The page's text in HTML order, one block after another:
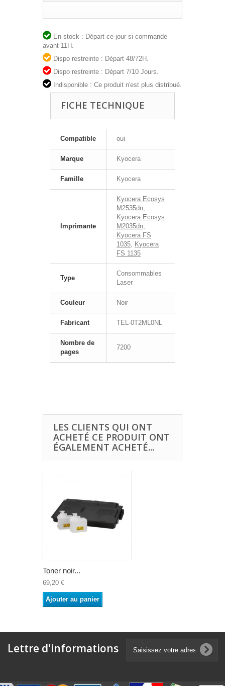
En stock : Départ ce jour si commande
avant 11H.
Dispo restreinte : Départ 48/72H.
Dispo restreinte : Départ 7/10 Jours.
Indisponible : Ce produit n'est plus distribué.
FICHE TECHNIQUE
Compatible oui
Marque Kyocera
Famille Kyocera
Imprimante
Kyocera Ecosys
M2535dn,
Kyocera Ecosys
M2035dn,
Kyocera FS
1035, Kyocera
FS 1135
Type
Consommables
Laser
Couleur Noir
Fabricant TEL-0T2ML0NL
Nombre de
pages
7200
LES CLIENTS QUI ONT
ACHETÉ CE PRODUIT ONT
ÉGALEMENT ACHETÉ...
Toner noir...
69,20 €
Ajouter au panier
Lettre d'informations